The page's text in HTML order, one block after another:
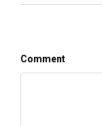
Comment